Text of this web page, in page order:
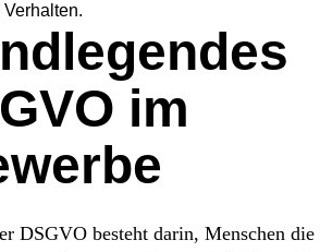
im
DSGVO besteht darin, Menschen die